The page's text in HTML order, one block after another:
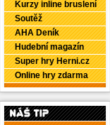
Kurzy inline bruslení
Soutěž
AHA Deník
Hudební magazín
Super hry Herni.cz
Online hry zdarma